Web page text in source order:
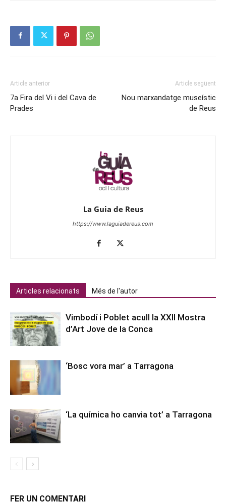
Article anterior
7a Fira del Vi i del Cava de
Prades
Article següent
Nou marxandatge museístic
de Reus
La Guia de Reus
https://www.laguiadereus.com
Articles relacionats Més de l'autor
Vimbodí i Poblet acull la XXII Mostra
d’Art Jove de la Conca
‘Bosc vora mar’ a Tarragona
‘La química ho canvia tot’ a Tarragona
FER UN COMENTARI